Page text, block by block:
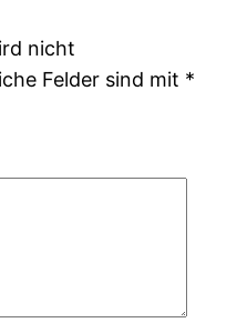
nicht
Felder sind mit *